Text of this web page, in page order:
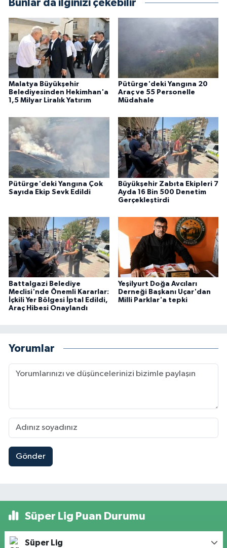
Bunlar da ilginizi çekebilir
Malatya Büyükşehir
Belediyesinden Hekimhan'a
1,5 Milyar Liralık Yatırım
Pütürge'deki Yangına 20
Araç ve 55 Personelle
Müdahale
Pütürge'deki Yangına Çok
Sayıda Ekip Sevk Edildi
Büyükşehir Zabıta Ekipleri 7
Ayda 16 Bin 500 Denetim
Gerçekleştirdi
Battalgazi Belediye
Meclisi'nde Önemli Kararlar:
İçkili Yer Bölgesi İptal Edildi,
Araç Hibesi Onaylandı
Yeşilyurt Doğa Avcıları
Derneği Başkanı Uçar'dan
Milli Parklar'a tepki
Yorumlar
Gönder
Süper Lig Puan Durumu
Süper Lig